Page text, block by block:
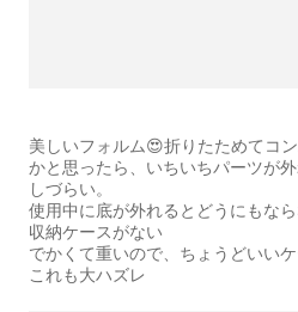
美しいフォルム😍折りたためてコ
かと思ったら、いちいちパーツが
しづらい。
使用中に底が外れるとどうにもなら
収納ケースがない
でかくて重いので、ちょうどいい
これも大ハズレ